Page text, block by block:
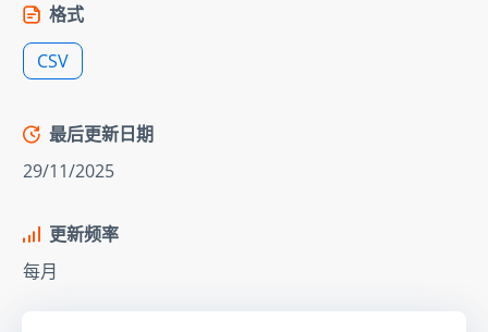
格式
CSV
最后更新日期
29/11/2025
更新频率
每月